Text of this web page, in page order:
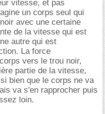
vitesse, et pas
un corps seul qui
avec une certaine
de la vitesse qui est
autre qui est
La force
vers le trou noir,
partie de la vitesse,
bien que le corps ne va
va s'en rapprocher puis
loin.